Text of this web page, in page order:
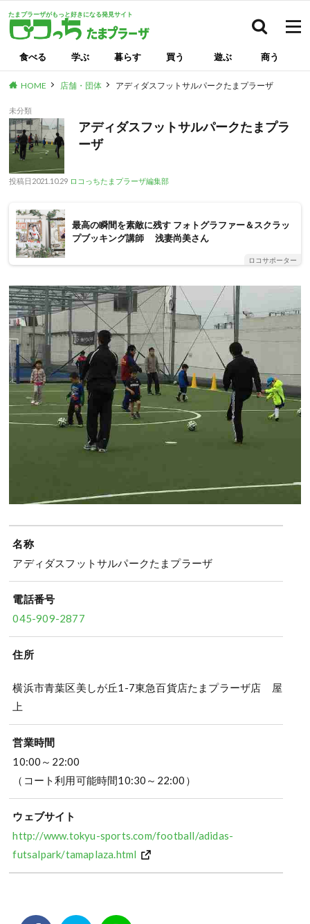
たまプラーザがもっと好きになる発見サイト
食べる 学ぶ 暮らす 買う 遊ぶ 商う
HOME 店舗・団体 アディダスフットサルパークたまプラーザ
未分類
アディダスフットサルパークたまプラ
ーザ
投稿日 2021.10.29 ロコっちたまプラーザ編集部
最高の瞬間を素敵に残す フォトグラファー＆スクラッ
プブッキング講師 浅妻尚美さん
ロコサポーター
名称
アディダスフットサルパークたまプラーザ
電話番号
045-909-2877
住所
横浜市青葉区美しが丘1-7東急百貨店たまプラーザ店 屋
上
営業時間
10:00～22:00
（コート利用可能時間10:30～22:00）
ウェブサイト
http://www.tokyu-sports.com/football/adidas-
futsalpark/tamaplaza.html